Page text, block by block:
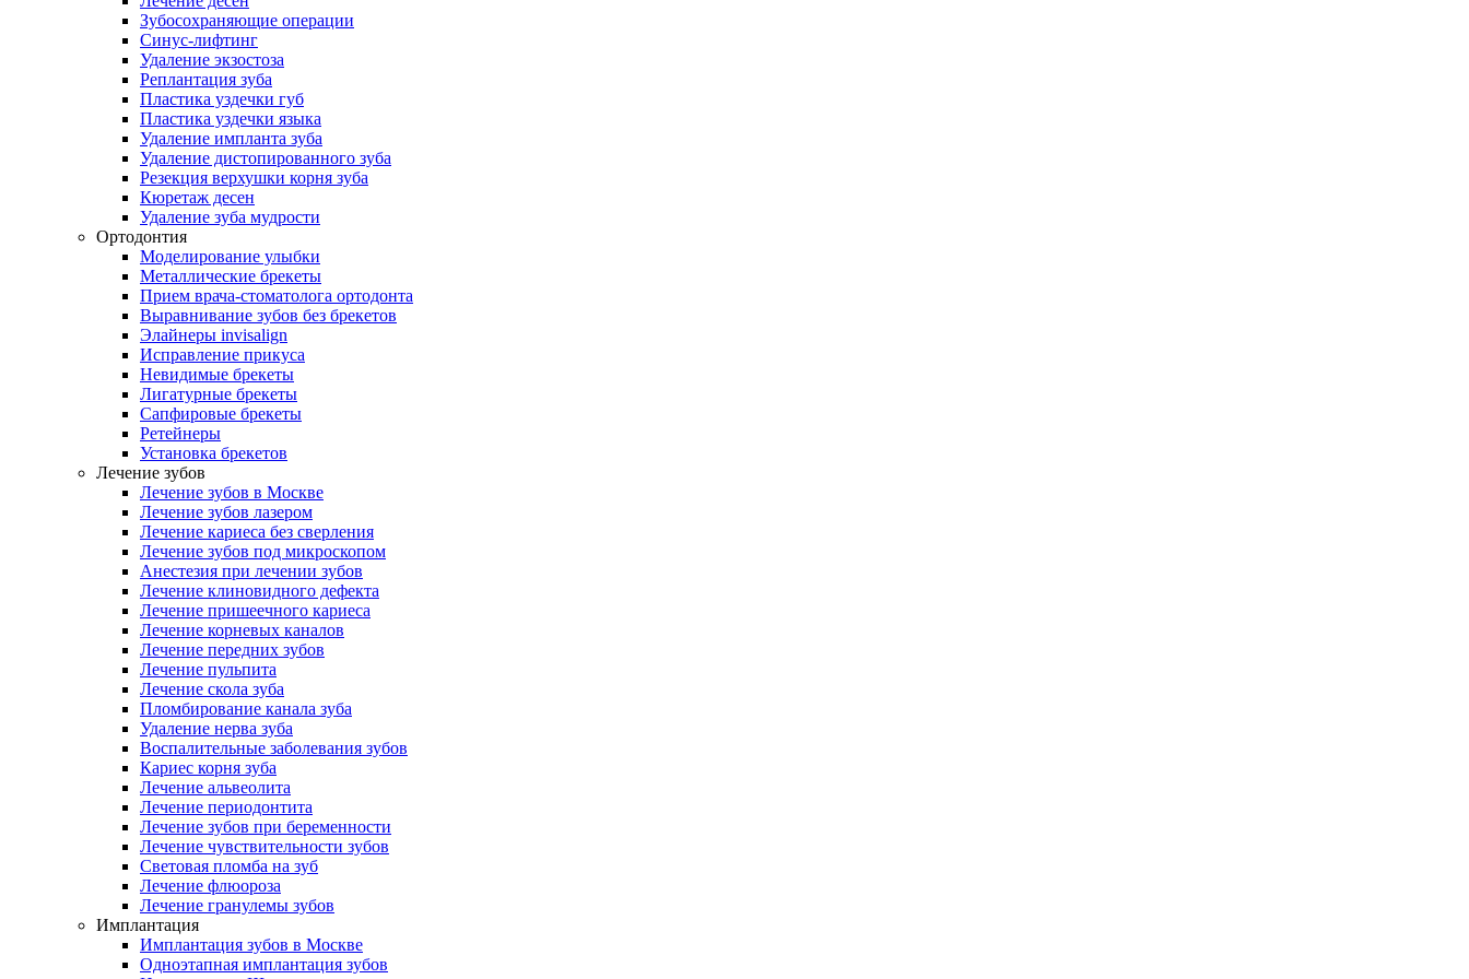
Зубосохраняющие операции
Синус-лифтинг
Удаление экзостоза
Реплантация зуба
Пластика уздечки губ
Пластика уздечки языка
Удаление импланта зуба
Удаление дистопированного зуба
Резекция верхушки корня зуба
Кюретаж десен
Удаление зуба мудрости
Ортодонтия
Моделирование улыбки
Металлические брекеты
Прием врача-стоматолога ортодонта
Выравнивание зубов без брекетов
Элайнеры invisalign
Исправление прикуса
Невидимые брекеты
Лигатурные брекеты
Сапфировые брекеты
Ретейнеры
Установка брекетов
Лечение зубов
Лечение зубов в Москве
Лечение зубов лазером
Лечение кариеса без сверления
Лечение зубов под микроскопом
Анестезия при лечении зубов
Лечение клиновидного дефекта
Лечение пришеечного кариеса
Лечение корневых каналов
Лечение передних зубов
Лечение пульпита
Лечение скола зуба
Пломбирование канала зуба
Удаление нерва зуба
Воспалительные заболевания зубов
Кариес корня зуба
Лечение альвеолита
Лечение периодонтита
Лечение зубов при беременности
Лечение чувствительности зубов
Световая пломба на зуб
Лечение флюороза
Лечение гранулемы зубов
Имплантация
Имплантация зубов в Москве
Одноэтапная имплантация зубов